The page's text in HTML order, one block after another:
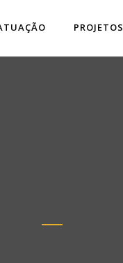
PROJETOS